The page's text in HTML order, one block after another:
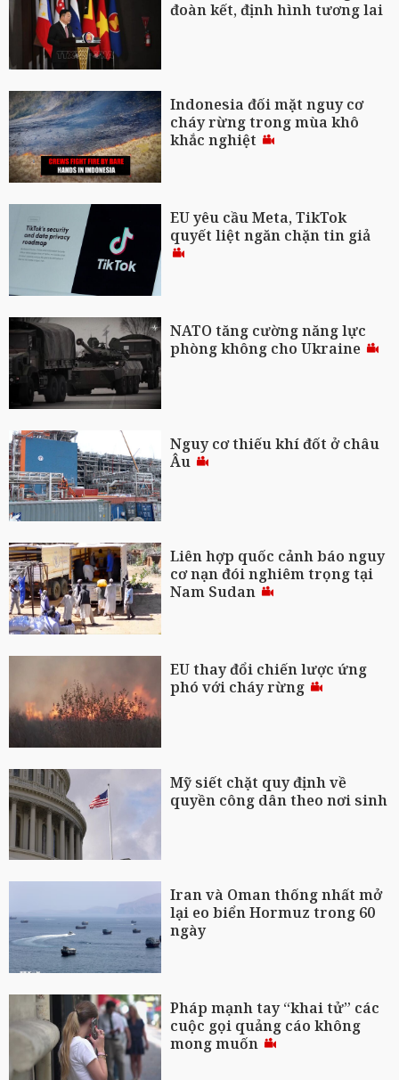
đoàn kết, định hình tương lai
Indonesia đối mặt nguy cơ
cháy rừng trong mùa khô
khắc nghiệt
EU yêu cầu Meta, TikTok
quyết liệt ngăn chặn tin giả
NATO tăng cường năng lực
phòng không cho Ukraine
Nguy cơ thiếu khí đốt ở châu
Âu
Liên hợp quốc cảnh báo nguy
cơ nạn đói nghiêm trọng tại
Nam Sudan
EU thay đổi chiến lược ứng
phó với cháy rừng
Mỹ siết chặt quy định về
quyền công dân theo nơi sinh
Iran và Oman thống nhất mở
lại eo biển Hormuz trong 60
ngày
Pháp mạnh tay “khai tử” các
cuộc gọi quảng cáo không
mong muốn